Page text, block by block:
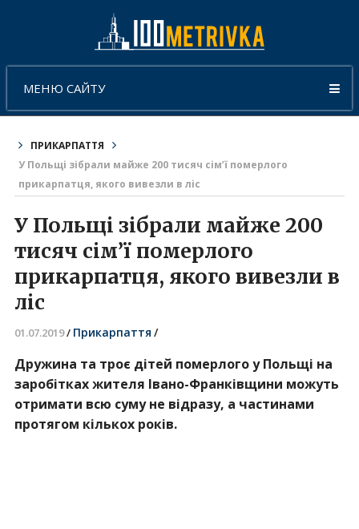
МЕНЮ САЙТУ
ПРИКАРПАТТЯ
У Польщі зібрали майже 200 тисяч сім’ї померлого
прикарпатця, якого вивезли в ліс
У Польщі зібрали майже 200
тисяч сім’ї померлого
прикарпатця, якого вивезли в
ліс
01.07.2019/ Прикарпаття /
Дружина та троє дітей померлого у Польщі на
заробітках жителя Івано-Франківщини можуть
отримати всю суму не відразу, а частинами
протягом кількох років.